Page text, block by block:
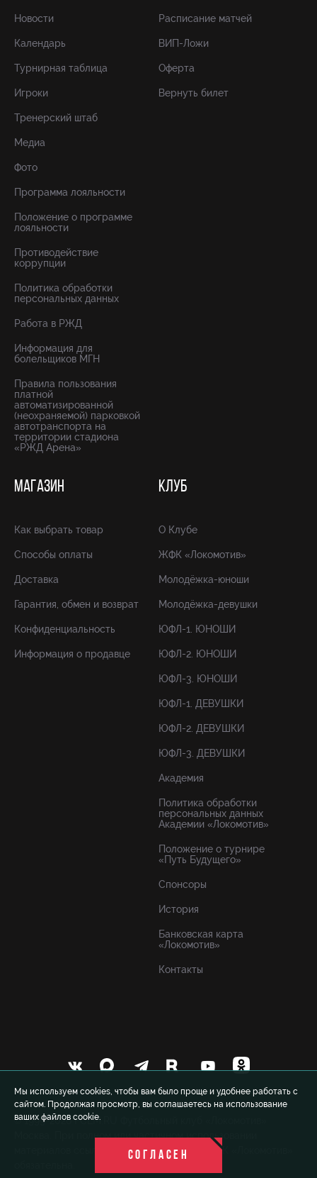
Мы используем cookies, чтобы вам было проще и удобнее работать с
сайтом. Продолжая просмотр, вы соглашаетесь на использование
ваших файлов cookie.
СОГЛАСЕН
Новости
Календарь
Турнирная таблица
Игроки
Тренерский штаб
Медиа
Фото
Программа лояльности
Положение о программе
лояльности
Противодействие
коррупции
Политика обработки
персональных данных
Работа в РЖД
Информация для
болельщиков МГН
Правила пользования
платной
автоматизированной
(неохраняемой) парковкой
автотранспорта на
территории стадиона
«РЖД Арена»
Расписание матчей
ВИП-Ложи
Оферта
Вернуть билет
МАГАЗИН
Как выбрать товар
Способы оплаты
Доставка
Гарантия, обмен и возврат
Конфиденциальность
Информация о продавце
КЛУБ
О Клубе
ЖФК «Локомотив»
Молодёжка-юноши
Молодёжка-девушки
ЮФЛ-1. ЮНОШИ
ЮФЛ-2. ЮНОШИ
ЮФЛ-3. ЮНОШИ
ЮФЛ-1. ДЕВУШКИ
ЮФЛ-2. ДЕВУШКИ
ЮФЛ-3. ДЕВУШКИ
Академия
Политика обработки
персональных данных
Академии «Локомотив»
Положение о турнире
«Путь Будущего»
Спонсоры
История
Банковская карта
«Локомотив»
Контакты
© 1999-2026 FCLM.RU Футбольный клуб «Локомотив»
Москва. При полном или частичном использовании
материалов ссылка на официальный сайт ФК «Локомотив»